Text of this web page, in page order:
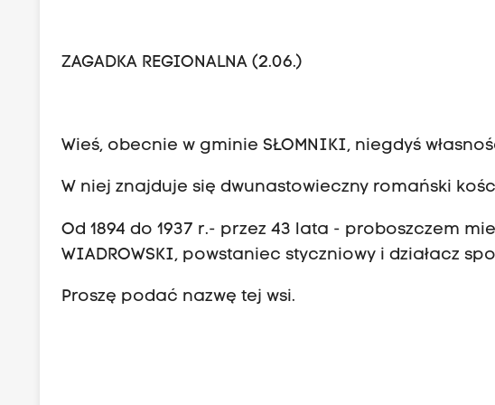
ZAGADKA REGIONALNA (2.06.)
Wieś, obecnie w gminie SŁOMNIKI, niegdyś
W niej znajduje się dwunastowieczny romański
Od 1894 do 1937 r.- przez 43 lata - proboszczem
WIADROWSKI, powstaniec styczniowy i działacz
Proszę podać nazwę tej wsi.